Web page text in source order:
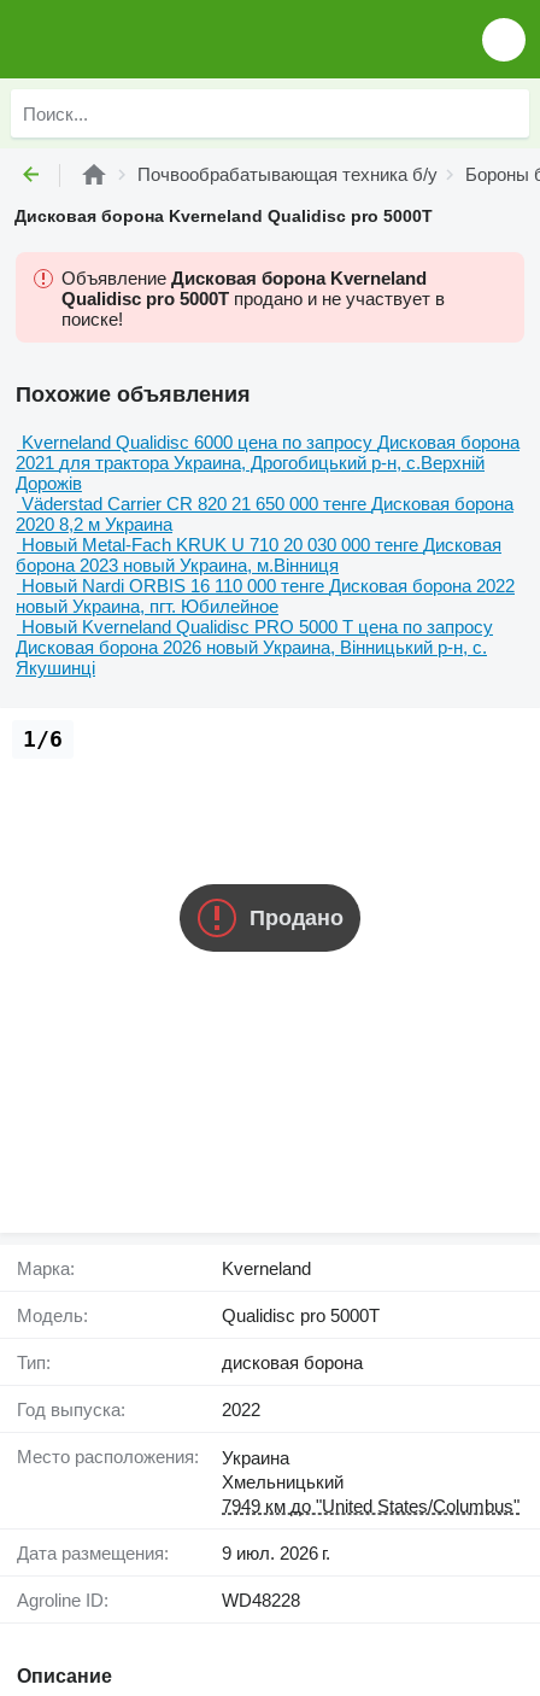
Почвообрабатывающая техника б/у Бороны
Дисковая борона Kverneland Qualidisc pro 5000T
Объявление Дисковая борона Kverneland
Qualidisc pro 5000T продано и не участвует в
поиске!
Похожие объявления
Kverneland Qualidisc 6000 цена по запросу Дисковая борона
2021 для трактора Украина, Дрогобицький р-н, с.Верхній
Дорожів
Väderstad Carrier CR 820 21 650 000 тенге Дисковая борона
2020 8,2 м Украина
Новый Metal-Fach KRUK U 710 20 030 000 тенге Дисковая
борона 2023 новый Украина, м.Вінниця
Новый Nardi ORBIS 16 110 000 тенге Дисковая борона 2022
новый Украина, пгт. Юбилейное
Новый Kverneland Qualidisc PRO 5000 T цена по запросу
Дисковая борона 2026 новый Украина, Вінницький р-н, с.
Якушинці
Продано
1/6
Марка: Kverneland
Модель: Qualidisc pro 5000T
Тип: дисковая борона
Год выпуска: 2022
Место расположения:
Украина
Хмельницький
7949 км до "United States/Columbus"
Дата размещения: 9 июл. 2026 г.
Agroline ID: WD48228
Описание